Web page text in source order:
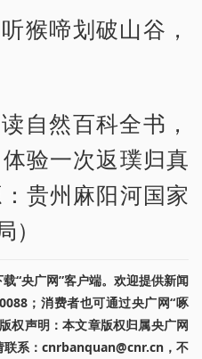
猴啼划破山谷，
自然百科全书，
验一次返璞归真
贵州麻阳河国家
“央广网”客户端。欢迎提供新闻
；消费者也可通过央广网“啄
权声明：本文章版权归属央广网
联系：cnrbanquan@cnr.cn，不